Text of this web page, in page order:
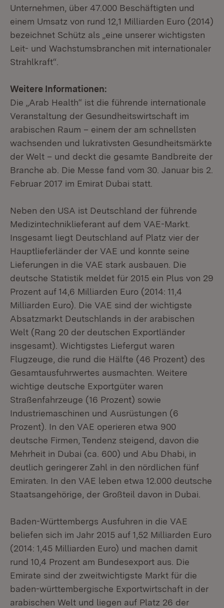
Unternehmen, über 47.000 Beschäftigten und
einem Umsatz von rund 12,1 Milliarden Euro (2014)
bezeichnet Schütz als „eine unserer wichtigsten
Leit- und Wachstumsbranchen mit internationaler
Strahlkraft“.
Weitere Informationen:
Die „Arab Health“ ist die führende internationale
Veranstaltung der Gesundheitswirtschaft im
arabischen Raum – einem der am schnellsten
wachsenden und lukrativsten Gesundheitsmärkte
der Welt – und deckt die gesamte Bandbreite der
Branche ab. Die Messe fand vom 30. Januar bis 2.
Februar 2017 im Emirat Dubai statt.
Neben den USA ist Deutschland der führende
Medizintechniklieferant auf dem VAE-Markt.
Insgesamt liegt Deutschland auf Platz vier der
Hauptlieferländer der VAE und konnte seine
Lieferungen in die VAE stark ausbauen. Die
deutsche Statistik meldet für 2015 ein Plus von 29
Prozent auf 14,6 Milliarden Euro (2014: 11,4
Milliarden Euro). Die VAE sind der wichtigste
Absatzmarkt Deutschlands in der arabischen
Welt (Rang 20 der deutschen Exportländer
insgesamt). Wichtigstes Liefergut waren
Flugzeuge, die rund die Hälfte (46 Prozent) des
Gesamtausfuhrwertes ausmachten. Weitere
wichtige deutsche Exportgüter waren
Straßenfahrzeuge (16 Prozent) sowie
Industriemaschinen und Ausrüstungen (6
Prozent). In den VAE operieren etwa 900
deutsche Firmen, Tendenz steigend, davon die
Mehrheit in Dubai (ca. 600) und Abu Dhabi, in
deutlich geringerer Zahl in den nördlichen fünf
Emiraten. In den VAE leben etwa 12.000 deutsche
Staatsangehörige, der Großteil davon in Dubai.
Baden-Württembergs Ausfuhren in die VAE
beliefen sich im Jahr 2015 auf 1,52 Milliarden Euro
(2014: 1,45 Milliarden Euro) und machen damit
rund 10,4 Prozent am Bundesexport aus. Die
Emirate sind der zweitwichtigste Markt für die
baden-württembergische Exportwirtschaft in der
arabischen Welt und liegen auf Platz 26 der